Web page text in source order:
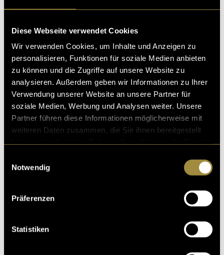
Diese Webseite verwendet Cookies
Wir verwenden Cookies, um Inhalte und Anzeigen zu
personalisieren, Funktionen für soziale Medien anbieten
zu können und die Zugriffe auf unsere Website zu
analysieren. Außerdem geben wir Informationen zu Ihrer
Verwendung unserer Website an unsere Partner für
soziale Medien, Werbung und Analysen weiter. Unsere
Partner führen diese Informationen möglicherweise mit
weiteren Daten zusammen, die Sie ihnen bereitgestellt
Notwendig
Präferenzen
Statistiken
Vibe: 6/10
Varianz: 9/10
Gesamt: 7/10
Elden Ring